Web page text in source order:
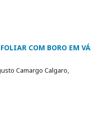
COM BORO EM
Camargo Calgaro,